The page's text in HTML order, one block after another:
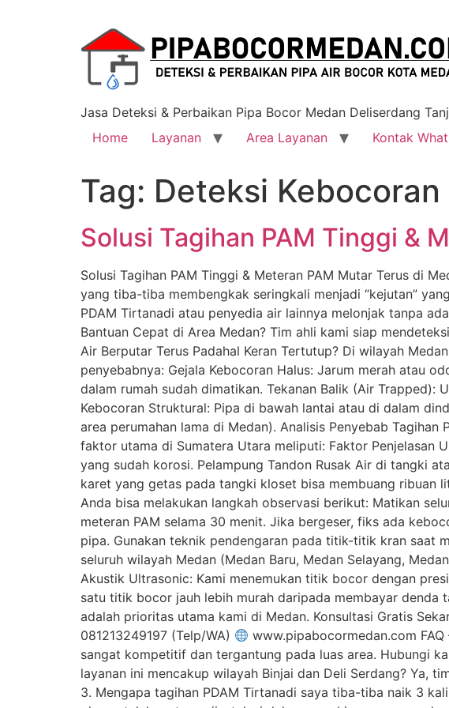
Jasa Deteksi & Perbaikan Pipa Bocor Medan Deliserdang
Home
Layanan Area Layanan Kontak
Tag: Deteksi Kebocoran
Solusi Tagihan PAM Tinggi &
Solusi Tagihan PAM Tinggi & Meteran PAM Mutar Terus di
yang tiba-tiba membengkak seringkali menjadi “kejutan”
PDAM Tirtanadi atau penyedia air lainnya melonjak tanpa
Bantuan Cepat di Area Medan? Tim ahli kami siap
Air Berputar Terus Padahal Keran Tertutup? Di wilayah
penyebabnya: Gejala Kebocoran Halus: Jarum merah atau
dalam rumah sudah dimatikan. Tekanan Balik (Air
Kebocoran Struktural: Pipa di bawah lantai atau di dalam
area perumahan lama di Medan). Analisis Penyebab
faktor utama di Sumatera Utara meliputi: Faktor Penjelasan
yang sudah korosi. Pelampung Tandon Rusak Air di tangki
karet yang getas pada tangki kloset bisa membuang ribuan
Anda bisa melakukan langkah observasi berikut: Matikan
meteran PAM selama 30 menit. Jika bergeser, fiks ada
pipa. Gunakan teknik pendengaran pada titik-titik kran saat
seluruh wilayah Medan (Medan Baru, Medan Selayang,
Akustik Ultrasonic: Kami menemukan titik bocor dengan
satu titik bocor jauh lebih murah daripada membayar denda
adalah prioritas utama kami di Medan. Konsultasi Gratis
081213249197 (Telp/WA)
www.pipabocormedan.com
sangat kompetitif dan tergantung pada luas area. Hubungi
layanan ini mencakup wilayah Binjai dan Deli Serdang? Ya,
3. Mengapa tagihan PDAM Tirtanadi saya tiba-tiba naik 3